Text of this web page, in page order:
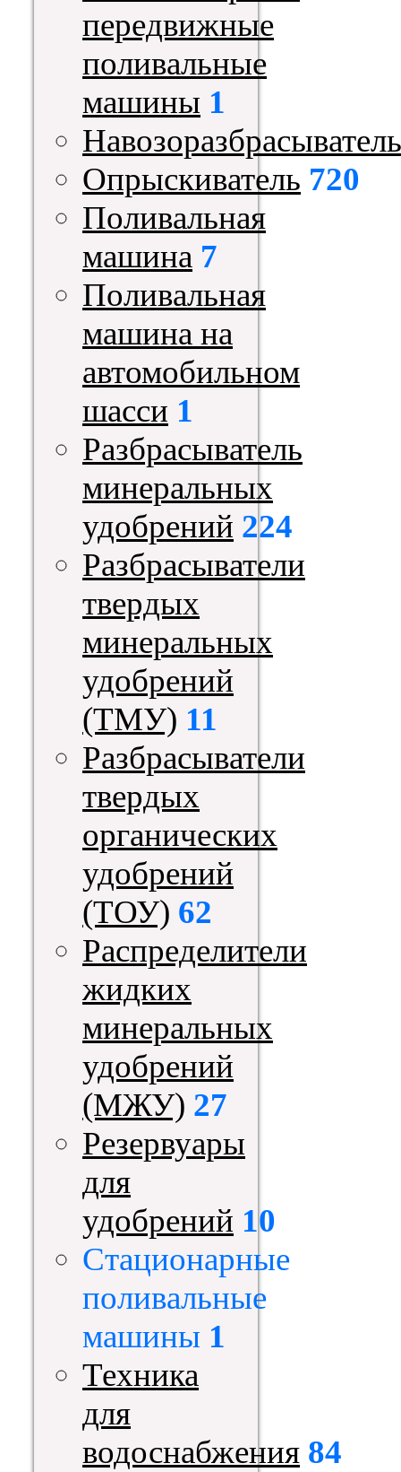
передвижные
поливальные
машины 1
Навозоразбрасыватель
Опрыскиватель 720
Поливальная
машина 7
Поливальная
машина на
автомобильном
шасси 1
Разбрасыватель
минеральных
удобрений 224
Разбрасыватели
твердых
минеральных
удобрений
(ТМУ) 11
Разбрасыватели
твердых
органических
удобрений
(ТОУ) 62
Распределители
жидких
минеральных
удобрений
(МЖУ) 27
Резервуары
для
удобрений 10
Стационарные
поливальные
машины 1
Техника
для
водоснабжения 84